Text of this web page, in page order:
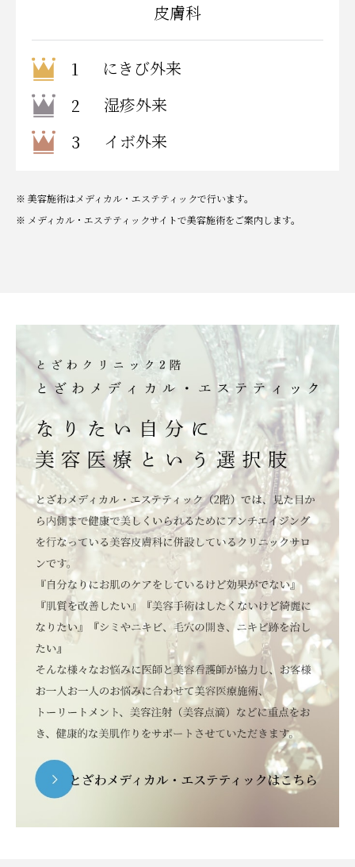
皮膚科
1
にきび外来
2
湿疹外来
3
イボ外来
※ 美容施術はメディカル・エステティックで行います。
※ メディカル・エステティックサイトで美容施術をご案内します。